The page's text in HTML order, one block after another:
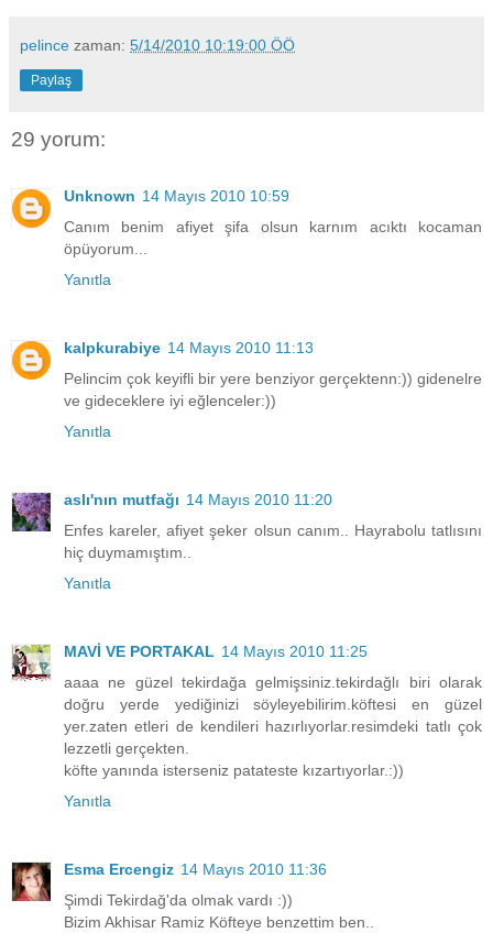
pelince zaman: 5/14/2010 10:19:00 ÖÖ
Paylaş
29 yorum:
Unknown 14 Mayıs 2010 10:59
Canım benim afiyet şifa olsun karnım acıktı kocaman
öpüyorum...
Yanıtla
kalpkurabiye 14 Mayıs 2010 11:13
Pelincim çok keyifli bir yere benziyor gerçektenn:)) gidenelre
ve gideceklere iyi eğlenceler:))
Yanıtla
aslı'nın mutfağı 14 Mayıs 2010 11:20
Enfes kareler, afiyet şeker olsun canım.. Hayrabolu tatlısını
hiç duymamıştım..
Yanıtla
MAVİ VE PORTAKAL 14 Mayıs 2010 11:25
aaaa ne güzel tekirdağa gelmişsiniz.tekirdağlı biri olarak
doğru yerde yediğinizi söyleyebilirim.köftesi en güzel
yer.zaten etleri de kendileri hazırlıyorlar.resimdeki tatlı çok
lezzetli gerçekten.
köfte yanında isterseniz patateste kızartıyorlar.:))
Yanıtla
Esma Ercengiz 14 Mayıs 2010 11:36
Şimdi Tekirdağ'da olmak vardı :))
Bizim Akhisar Ramiz Köfteye benzettim ben..